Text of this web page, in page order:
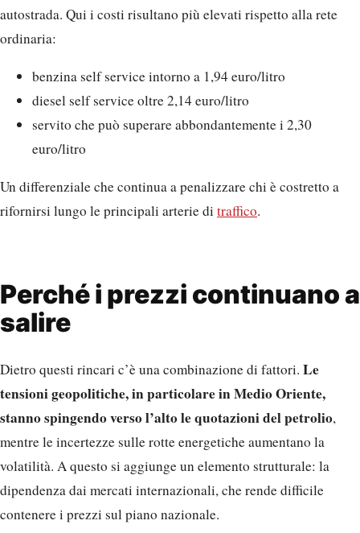
autostrada. Qui i costi risultano più elevati rispetto alla rete
ordinaria:
benzina self service intorno a 1,94 euro/litro
diesel self service oltre 2,14 euro/litro
servito che può superare abbondantemente i 2,30
euro/litro
Un differenziale che continua a penalizzare chi è costretto a
rifornirsi lungo le principali arterie di traffico.
Perché i prezzi continuano a
salire
Dietro questi rincari c’è una combinazione di fattori. Le
tensioni geopolitiche, in particolare in Medio Oriente,
stanno spingendo verso l’alto le quotazioni del petrolio,
mentre le incertezze sulle rotte energetiche aumentano la
volatilità. A questo si aggiunge un elemento strutturale: la
dipendenza dai mercati internazionali, che rende difficile
contenere i prezzi sul piano nazionale.